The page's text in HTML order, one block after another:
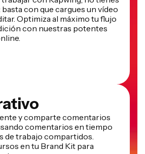
con nuestras potentes
y comparte comentarios
comentarios en tiempo
de trabajo compartidos.
en tu Brand Kit para